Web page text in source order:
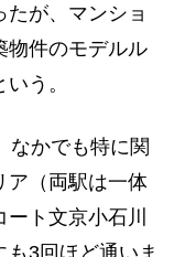
が、マンショ
物件のモデルル
う。
なかでも特に関
ア（両駅は一体
ト文京小石川